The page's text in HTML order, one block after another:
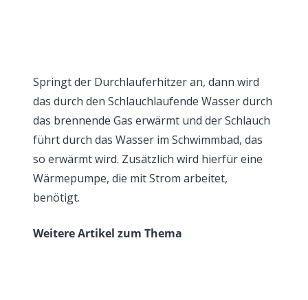
Springt der Durchlauferhitzer an, dann wird
das durch den Schlauchlaufende Wasser durch
das brennende Gas erwärmt und der Schlauch
führt durch das Wasser im Schwimmbad, das
so erwärmt wird. Zusätzlich wird hierfür eine
Wärmepumpe, die mit Strom arbeitet,
benötigt.
Weitere Artikel zum Thema